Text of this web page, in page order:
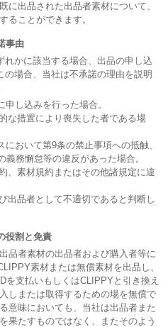
に出品された出品者素材について、
ることができます。
事由
かに該当する場合、出品の申し込
場合、当社は不承諾の理由を説明
し込みを行った場合。
な措置により喪失した者である場
おいて第9条の禁止事項への抵触、
義務懈怠等の違反があった場合。
、素材規約またはその他諸規定に違
出品者として不適切であると判断し
役割と免責
品者素材の出品者および購入者等に
素材または無償素材を出品し、
を支払いもしくはCLIPPYと引き換え
しまたは取得するための場を無償で
意味においても、当社は出品者また
果たすものではなく、またそのよう